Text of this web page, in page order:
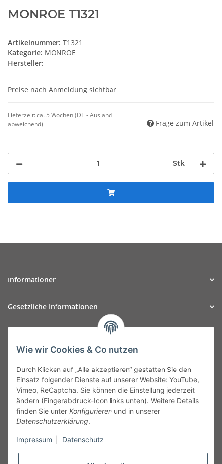
MONROE T1321
Artikelnummer: T1321
Kategorie: MONROE
Hersteller:
Preise nach Anmeldung sichtbar
Lieferzeit:ca. 5 Wochen(DE - Ausland
abweichend)
Frage zum Artikel
Stk
Informationen
Gesetzliche Informationen
Leibnizstraße 2a
Germany
Phone:+49 40 5287270
Fax:+49 40 5281050
Email:sales@tow-automotive.de
Wie wir Cookies & Co nutzen
Durch Klicken auf „Alle akzeptieren“ gestatten Sie den
Einsatz folgender Dienste auf unserer Website: YouTube,
Vimeo, ReCaptcha. Sie können die Einstellung jederzeit
ändern (Fingerabdruck-Icon links unten). Weitere Details
finden Sie unter Konfigurieren und in unserer
Datenschutzerklärung.
Impressum Datenschutz